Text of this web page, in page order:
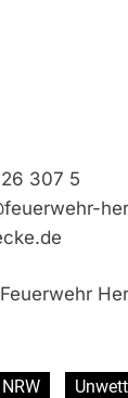
307 5
NRW